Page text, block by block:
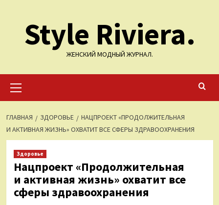
содержимомуStyle Riviera.
ЖЕНСКИЙ МОДНЫЙ ЖУРНАЛ.
меню
ГЛАВНАЯ ЗДОРОВЬЕ
НАЦПРОЕКТ «ПРОДОЛЖИТЕЛЬНАЯ
И АКТИВНАЯ ЖИЗНЬ» ОХВАТИТ ВСЕ СФЕРЫ ЗДРАВООХРАНЕНИЯ
Здоровье
Нацпроект «Продолжительная
и активная жизнь» охватит все
сферы здравоохранения